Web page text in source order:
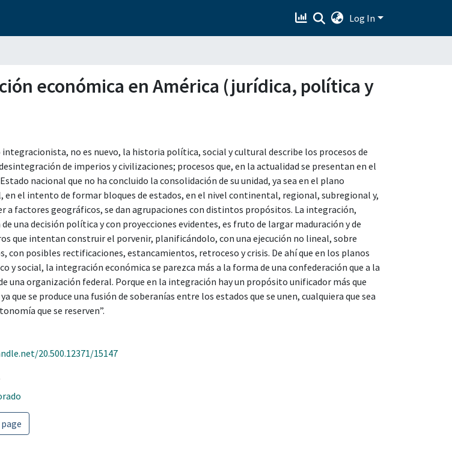
Log In
económica en América (jurídica, política y
no es nuevo, la historia política, social y cultural describe los procesos de
de imperios y civilizaciones; procesos que, en la actualidad se presentan en el
nacional que no ha concluido la consolidación de su unidad, ya sea en el plano
en el intento de formar bloques de estados, en el nivel continental, regional, subregional y,
a factores geográficos, se dan agrupaciones con distintos propósitos. La integración,
de una decisión política y con proyecciones evidentes, es fruto de largar maduración y de
que intentan construir el porvenir, planificándolo, con una ejecución no lineal, sobre
con posibles rectificaciones, estancamientos, retroceso y crisis. De ahí que en los planos
y social, la integración económica se parezca más a la forma de una confederación que a la
una organización federal. Porque en la integración hay un propósito unificador más que
que se produce una fusión de soberanías entre los estados que se unen, cualquiera que sea
que se reserven”.
20.500.12371/15147